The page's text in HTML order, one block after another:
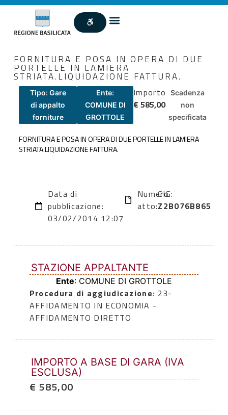
FORNITURA E POSA IN OPERA DI DUE
PORTELLE IN LAMIERA
STRIATA.LIQUIDAZIONE FATTURA.
Tipo: Gare
di appalto
forniture
Ente:
COMUNE DI
GROTTOLE
Importo
€ 585,00
Scadenza
non
specificata
FORNITURA E POSA IN OPERA DI DUE PORTELLE IN LAMIERA
STRIATA.LIQUIDAZIONE FATTURA.
Data di
pubblicazione:
03/02/2014 12:07
Numero
atto:
CIG:
Z2B076B865
STAZIONE APPALTANTE
Ente: COMUNE DI GROTTOLE
Procedura di aggiudicazione: 23-
AFFIDAMENTO IN ECONOMIA -
AFFIDAMENTO DIRETTO
IMPORTO A BASE DI GARA (IVA
ESCLUSA)
€ 585,00